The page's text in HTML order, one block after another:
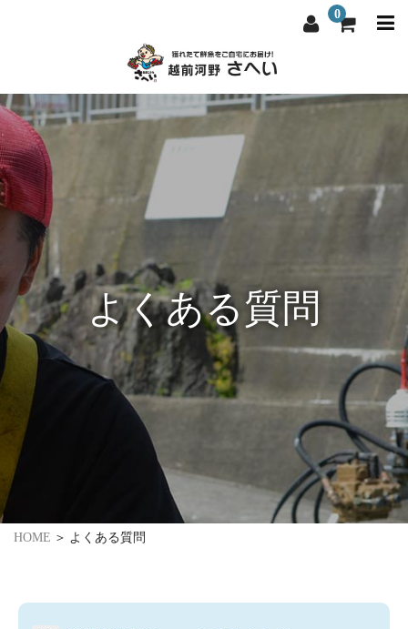
0
越前河野さへいについて
選ばれる理由
商品一覧
料理屋・飲食店向け
よくある質問
お問い合わせ
越前河野さへいについて
選ばれる理由
商品一覧
料理屋・飲食店向け
よくある質問
お問い合わせよくある質問
HOME よくある質問